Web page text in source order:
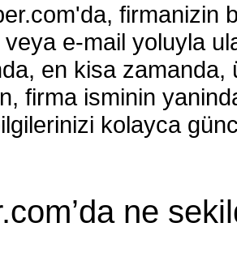
firmanizin
e-mail yoluyla
en kisa
firma isminin
kolayca
ne